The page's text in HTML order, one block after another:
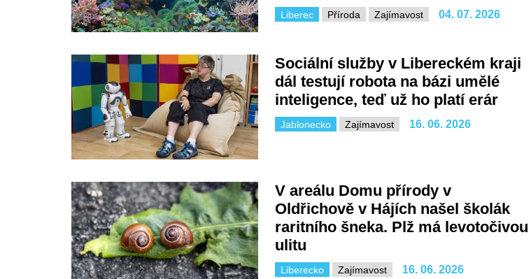
Liberec Příroda Zajímavost 04. 07. 2026
Sociální služby v Libereckém kraji
dál testují robota na bázi umělé
inteligence, teď už ho platí erár
Jablonecko Zajímavost 16. 06. 2026
V areálu Domu přírody v
Oldřichově v Hájích našel školák
raritního šneka. Plž má levotočivou
ulitu
Liberecko Zajímavost 16. 06. 2026